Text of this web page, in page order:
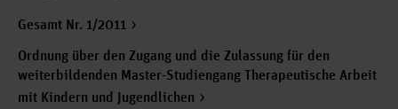
Gesamt Nr. 1/2011
Ordnung über den Zugang und die Zulassung für den
weiterbildenden Master-Studiengang Therapeutische Arbeit
mit Kindern und Jugendlichen